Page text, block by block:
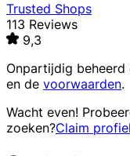
Trusted Shops
113 Reviews
9,3
Onpartijdig beheerd
en de voorwaarden.
Wacht even!
zoeken?Claim profiel